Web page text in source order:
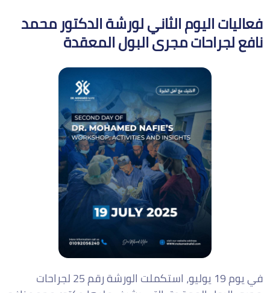
فعاليات اليوم الثاني لورشة الدكتور محمد
نافع لجراحات مجرى البول المعقدة
في يوم 19 يوليو، استكملت الورشة رقم 25 لجراحات